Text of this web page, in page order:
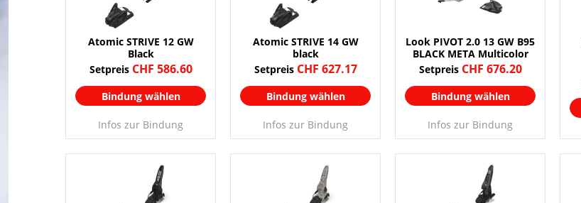
Atomic STRIVE 12 GW
Black
Setpreis CHF 586.60
Bindung wählen
Infos zur Bindung
Atomic STRIVE 14 GW
black
Setpreis CHF 627.17
Bindung wählen
Infos zur Bindung
Look PIVOT 2.0 13 GW B95
BLACK META Multicolor
Setpreis CHF 676.20
Bindung wählen
Infos zur Bindung